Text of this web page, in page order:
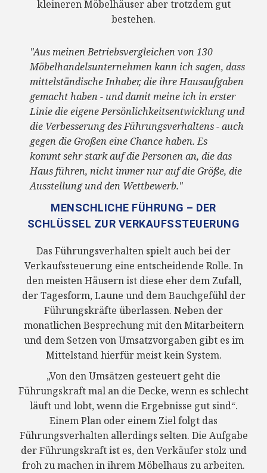
kleineren Möbelhäuser aber trotzdem gut
bestehen.
"Aus meinen Betriebsvergleichen von 130
Möbelhandelsunternehmen kann ich sagen, dass
mittelständische Inhaber, die ihre Hausaufgaben
gemacht haben - und damit meine ich in erster
Linie die eigene Persönlichkeitsentwicklung und
die Verbesserung des Führungsverhaltens - auch
gegen die Großen eine Chance haben. Es
kommtsehr starkauf die Personen an, die das
Haus führen, nicht immer nurauf die Größe, die
Ausstellung undden Wettbewerb."
MENSCHLICHE FÜHRUNG – DER
SCHLÜSSEL ZUR VERKAUFSSTEUERUNG
Das Führungsverhalten spielt auch bei der
Verkaufssteuerung eine entscheidende Rolle. In
den meisten Häusern ist diese eher dem Zufall,
der Tagesform, Laune und dem Bauchgefühl der
Führungskräfte überlassen. Neben der
monatlichen Besprechung mit den Mitarbeitern
und dem Setzen von Umsatzvorgaben gibt es im
Mittelstand hierfür meist kein System.
„Von den Umsätzen gesteuert geht die
Führungskraft mal an die Decke, wenn es schlecht
läuft und lobt, wenn die Ergebnisse gut sind“.
Einem Plan oder einem Ziel folgt das
Führungsverhalten allerdings selten. Die Aufgabe
der Führungskraft ist es, den Verkäufer stolz und
froh zu machen in ihrem Möbelhaus zu arbeiten.